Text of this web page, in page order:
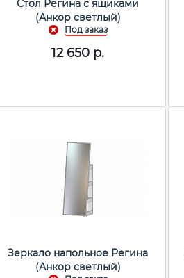
Стол Регина с ящиками
(Анкор светлый)
12 650 р.
Зеркало напольное Регина
(Анкор светлый)